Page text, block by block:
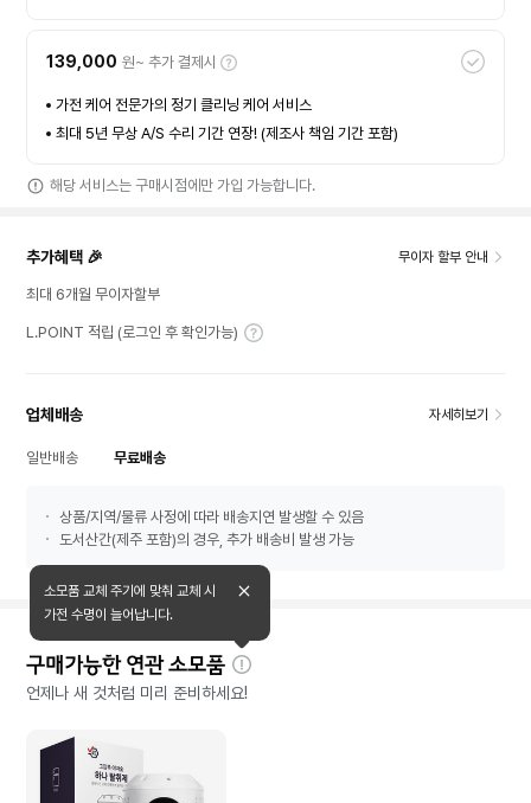
139,000 원~ 추가 결제시
가전 케어 전문가의 정기 클리닝 케어 서비스
최대 5년 무상 A/S 수리 기간 연장! (제조사 책임 기간 포함)
해당 서비스는 구매시점에만 가입 가능합니다.
추가혜택 🎉 무이자 할부 안내
최대 6개월 무이자할부
L.POINT 적립 (로그인 후 확인가능)
업체배송 자세히보기
일반배송 무료배송
상품/지역/물류 사정에 따라 배송지연 발생할 수 있음
도서산간(제주 포함)의 경우, 추가 배송비 발생 가능
구매가능한 연관 소모품
자
세
소모품 교체 주기에 맞춰 교체 시
가전 수명이 늘어납니다.
언제나 새 것처럼 미리 준비하세요!